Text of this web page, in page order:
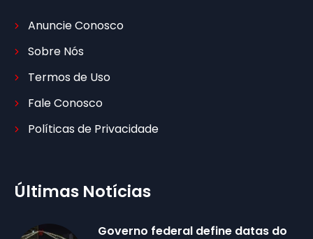
Anuncie Conosco
Sobre Nós
Termos de Uso
Fale Conosco
Políticas de Privacidade
Últimas Notícias
Governo federal define datas do